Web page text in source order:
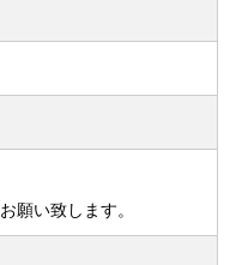
願い致します。